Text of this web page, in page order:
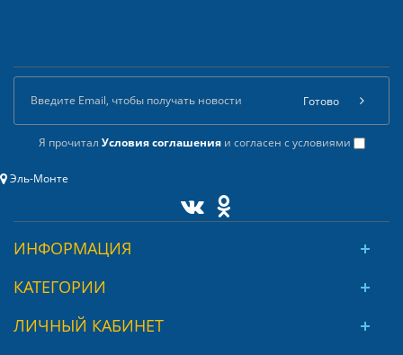
Я прочитал Условия соглашенияи согласен с условиями
Готово
Эль-Монте
ИНФОРМАЦИЯ
КАТЕГОРИИ
ЛИЧНЫЙ КАБИНЕТ